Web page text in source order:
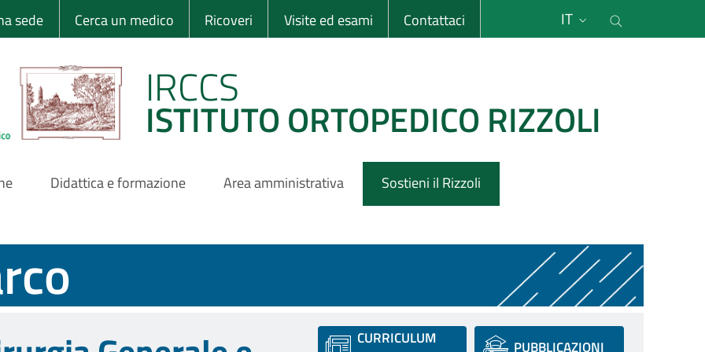
Rizzoli
sede Cerca un medico Ricoveri Visite ed esami Contattaci IT
IRCCS
ISTITUTO ORTOPEDICO RIZZOLI
Didattica e formazione Area amministrativa Sostieni il Rizzoli
CURRICULUM
PUBBLICAZIONI